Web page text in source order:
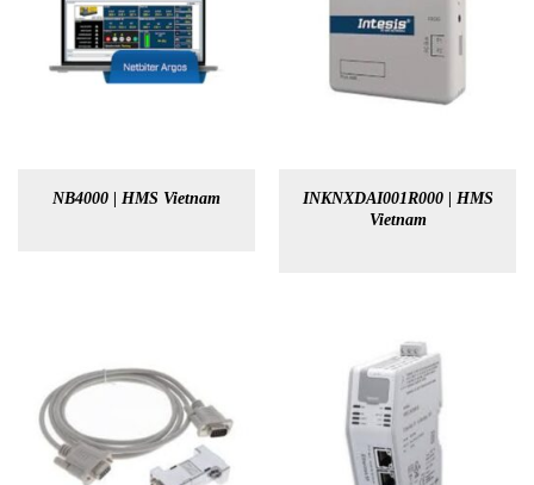
NB4000 | HMS Vietnam
INKNXDAI001R000 | HMS
Vietnam